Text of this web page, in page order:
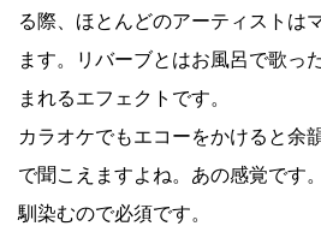
る際、ほとんどのアーティストは
ます。リバーブとはお風呂で歌っ
まれるエフェクトです。
カラオケでもエコーをかけると余
で聞こえますよね。あの感覚です
馴染むので必須です。